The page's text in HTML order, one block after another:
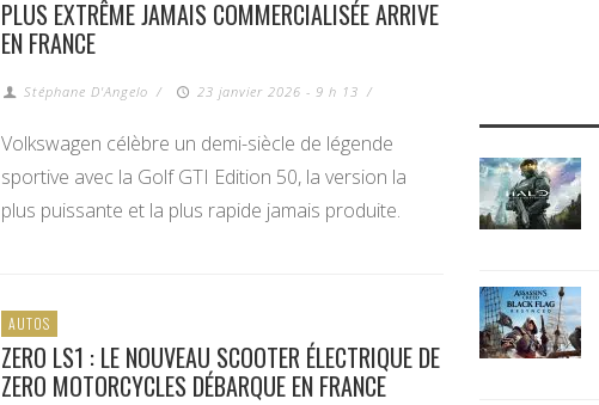
PLUS EXTRÊME JAMAIS COMMERCIALISÉE ARRIVE
EN FRANCE
Stéphane D'Angelo / 23 janvier 2026 - 9 h 13 /
Volkswagen célèbre un demi-siècle de légende
sportive avec la Golf GTI Edition 50, la version la
plus puissante et la plus rapide jamais produite.
AUTOS
ZERO LS1 : LE NOUVEAU SCOOTER ÉLECTRIQUE DE
ZERO MOTORCYCLES DÉBARQUE EN FRANCE